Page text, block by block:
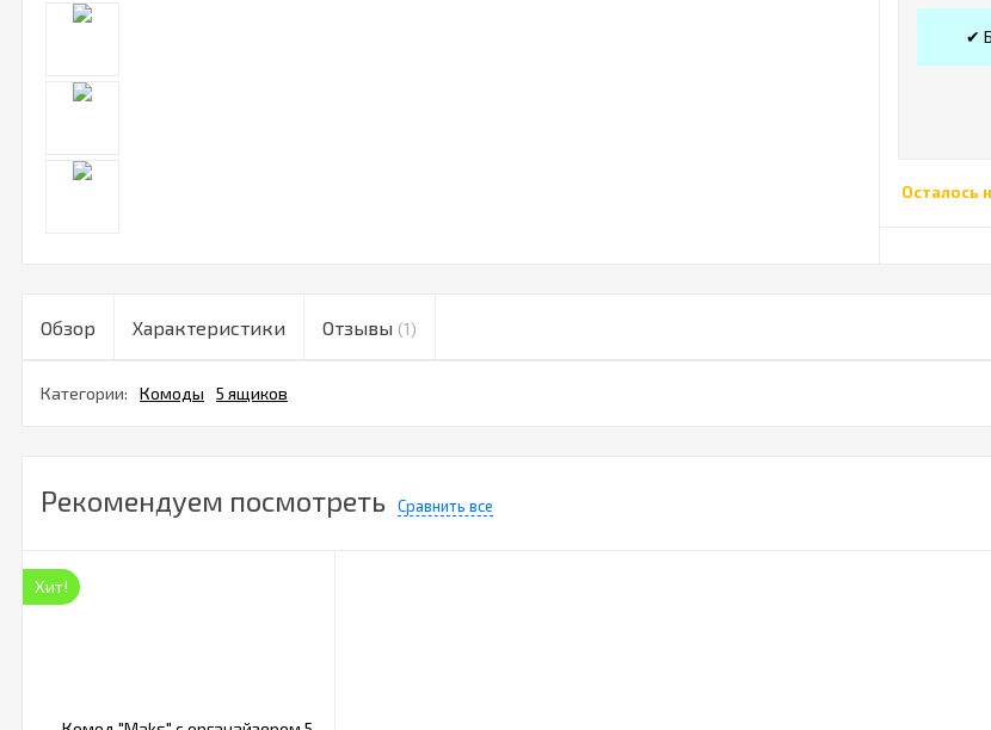
✔
Осталось
Обзор Характеристики Отзывы (1)
Категории: Комоды 5 ящиков
Рекомендуем посмотреть Сравнить все
Хит!